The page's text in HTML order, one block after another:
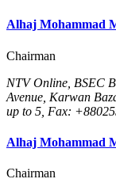
Alhaj Mohammad
Chairman
NTV Online, BSEC
Avenue, Karwan
up to 5, Fax:
Alhaj Mohammad
Chairman